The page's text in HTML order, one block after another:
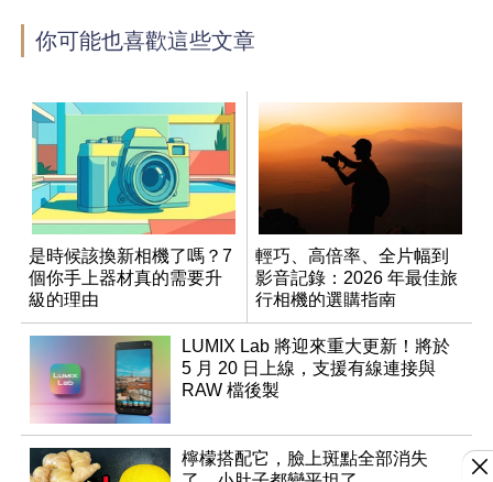
你可能也喜歡這些文章
是時候該換新相機了嗎？7
個你手上器材真的需要升
級的理由
輕巧、高倍率、全片幅到
影音記錄：2026 年最佳旅
行相機的選購指南
LUMIX Lab 將迎來重大更新！將於
5 月 20 日上線，支援有線連接與
RAW 檔後製
檸檬搭配它，臉上斑點全部消失